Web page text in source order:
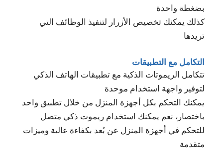
بضغطة واحدة
كذلك يمكنك تخصيص الأزرار لتنفيذ الوظائف التي
تريدها
التكامل مع التطبيقات
تتكامل الريموتات الذكية مع تطبيقات الهاتف الذكي
لتوفير واجهة استخدام موحدة
يمكنك التحكم بكل أجهزة المنزل من خلال تطبيق واحد
باختصار، نعم يمكنك استخدام ريموت ذكي متصل
للتحكم في أجهزة المنزل عن بُعد بكفاءة عالية وميزات
متقدمة